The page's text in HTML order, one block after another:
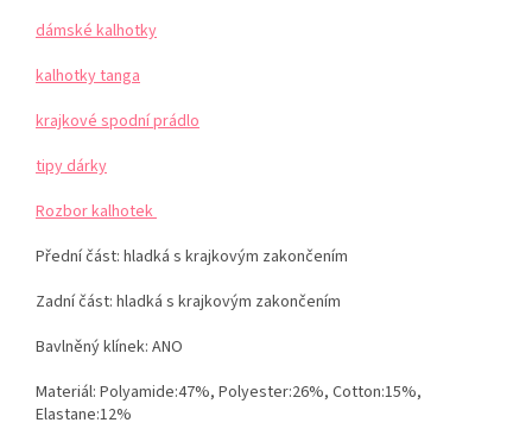
dámské kalhotky
kalhotky tanga
krajkové spodní prádlo
tipy dárky
Rozbor kalhotek
Přední část: hladká s krajkovým zakončením
Zadní část: hladká s krajkovým zakončením
Bavlněný klínek: ANO
Materiál: Polyamide:47%, Polyester:26%, Cotton:15%,
Elastane:12%